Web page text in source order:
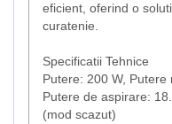
eficient, oferind o
curatenie.
Specificatii Tehnice
Putere: 200 W, Putere
Putere de aspirare:
(mod scazut)